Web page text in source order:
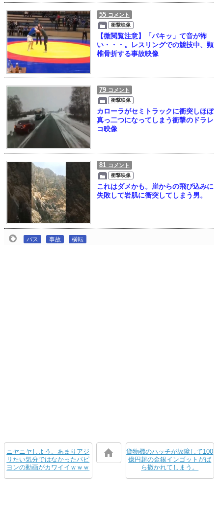
55 コメント
衝撃映像
【微閲覧注意】「パキッ」て音が怖
い・・・。レスリングでの競技中、頸
椎骨折する事故映像
79 コメント
衝撃映像
カローラがセミトラックに衝突しほぼ
真っ二つになってしまう衝撃のドラレ
コ映像
81 コメント
衝撃映像
これはダメかも。崖からの飛び込みに
失敗して岩肌に衝突してしまう男。
バス 事故 横転
ニヤニヤしよう。あまりアジ
リたい気分ではなかったパピ
ヨンの動画がカワイイｗｗｗ
貨物機のハッチが故障して100
億円超の金銀インゴットがば
ら撒かれてしまう。